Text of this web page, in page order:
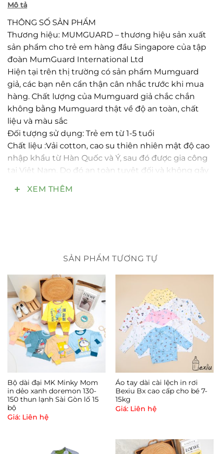
Mô tả
THÔNG SỐ SẢN PHẨM
Thương hiệu: MUMGUARD – thương hiệu sản xuất
sản phẩm cho trẻ em hàng đầu Singapore của tập
đoàn MumGuard International Ltd
Hiện tại trên thị trường có sản phẩm Mumguard
giả, các bạn nên cẩn thận cân nhắc trước khi mua
hàng. Chất lượng của Mumguard giả chắc chắn
không bằng Mumguard thật về độ an toàn, chất
liệu và màu sắc
Đối tượng sử dụng: Trẻ em từ 1-5 tuổi
Chất liệu :Vải cotton, cao su thiên nhiên mật độ cao
nhập khẩu từ Hàn Quốc và Ý, sau đó được gia công
tại Việt Nam. Do đó an toàn tuyệt đối và không gây
kích ứng đối với trẻ em.
Trọng lượng:100gram
Bảo vệ bé của bạn trong những năm đầu quan
đi hay di chuyển với ba mẹ.
Mềm mại , không cồng kềnh và linh hoạt.
Chỉ nhẹ khoảng 100g .
Thông thoáng, không làm nóng hay gây khó chịu
cho bé.
Tạo sự an tâm cho cha mẹ khi bé vui chơi, di
chuyển. Bé sẽ thỏa sức khám phá thế giới xung
XEM THÊM
SẢN PHẨM TƯƠNG TỰ
Bộ dài đại MK Minky Mom
in dẻo xanh doremon 130-
150 thun lạnh Sài Gòn lố 15
bộ
Giá: Liên hệ
Áo tay dài cài lệch in rơi
Bexiu Bx cao cấp cho bé 7-
15kg
Giá: Liên hệ